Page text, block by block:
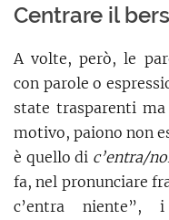
Centrare il
A volte, però, le
con parole o
state trasparenti
motivo, paiono non
è quello di c’entra/
fa, nel pronunciare
c’entra niente”,